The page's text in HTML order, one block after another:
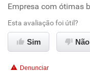
Oportunidade de
Ambiente de trabalho
Empresa com ótimas
Esta avaliação foi útil?
Sim Não
Denunciar